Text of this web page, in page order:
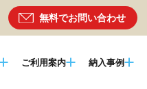
無料でお問い合わせ
ご利用案内 納入事例